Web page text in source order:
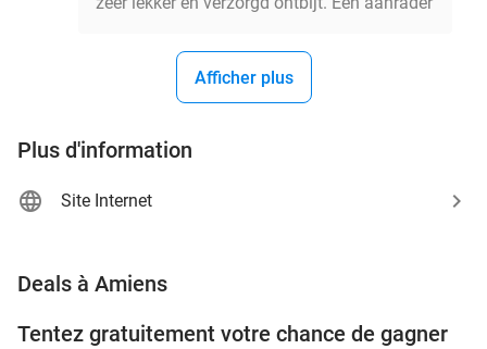
Afficher plus
Plus d'information
Site Internet
Deals à Amiens
Tentez gratuitement votre chance de gagner